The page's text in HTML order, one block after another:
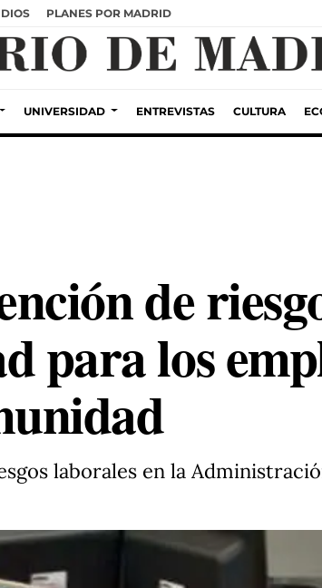
PLANES POR MADRID
UNIVERSIDAD ENTREVISTAS CULTURA
de
para los
laborales en la